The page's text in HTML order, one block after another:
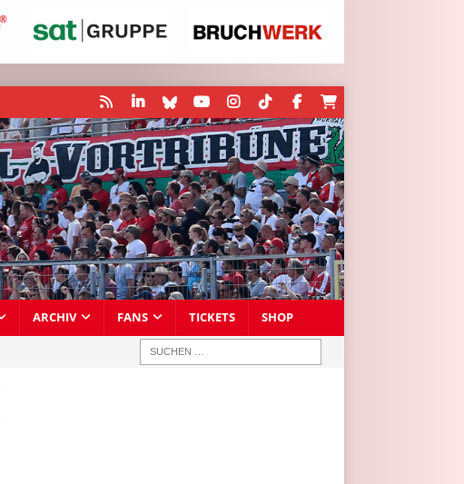
ARCHIV FANS TICKETS SHOP